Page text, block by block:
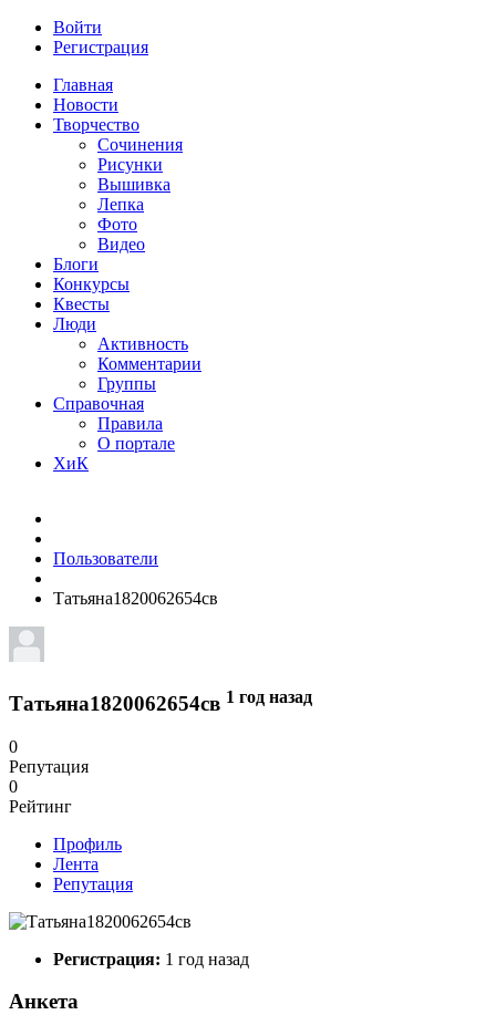
Войти
Регистрация
Главная
Новости
Творчество
Сочинения
Рисунки
Вышивка
Лепка
Фото
Видео
Блоги
Конкурсы
Квесты
Люди
Активность
Комментарии
Группы
Справочная
Правила
О портале
ХиК
Пользователи
Татьяна1820062654св
Татьяна1820062654св 1 год назад
0
Репутация
0
Рейтинг
Профиль
Лента
Репутация
Регистрация: 1 год назад
Анкета